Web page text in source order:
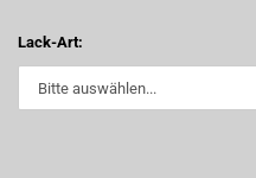
Lack-Art: